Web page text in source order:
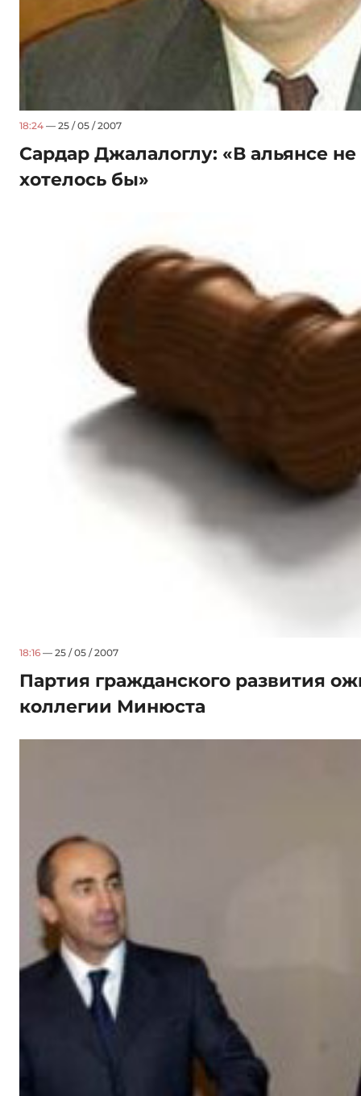
18:24 — 25 / 05 / 2007
Сардар Джалалоглу: «В альянсе не
хотелось бы»
18:16 — 25 / 05 / 2007
Партия гражданского развития
коллегии Минюста